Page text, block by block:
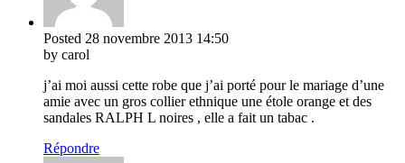
Posted 28 novembre 2013 14:50
by carol
j’ai moi aussi cette robe que j’ai porté pour le mariage d’une
amie avec un gros collier ethnique une étole orange et des
sandales RALPH L noires , elle a fait un tabac .
Répondre